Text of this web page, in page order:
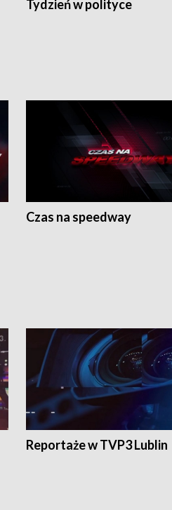
Tydzień w polityce
Czas na speedway
Reportaże w TVP3 Lublin